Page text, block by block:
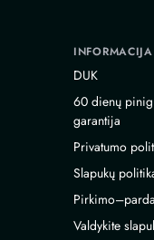
INFORMACIJA
DUK
60 dienų
garantija
Privatumo
Slapukų
Valdykite